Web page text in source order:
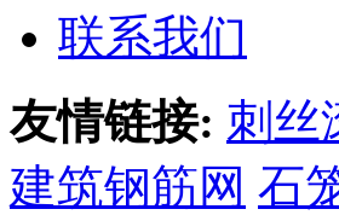
联系我们
友情链接: 刺丝
建筑钢筋网 石